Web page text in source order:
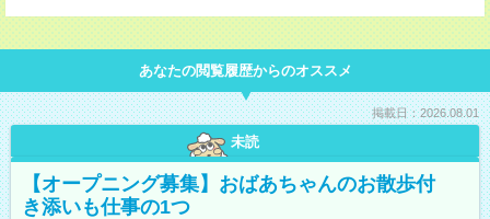
あなたの閲覧履歴からのオススメ
掲載日：2026.08.01
未読
【オープニング募集】おばあちゃんのお散歩付
き添いも仕事の1つ